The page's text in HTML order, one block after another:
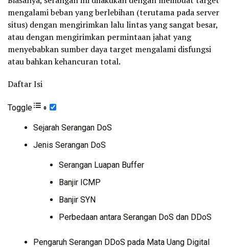
mengalami beban yang berlebihan (terutama pada server
situs) dengan mengirimkan lalu lintas yang sangat besar,
atau dengan mengirimkan permintaan jahat yang
menyebabkan sumber daya target mengalami disfungsi
atau bahkan kehancuran total.
Daftar Isi
Toggle
Sejarah Serangan DoS
Jenis Serangan DoS
Serangan Luapan Buffer
Banjir ICMP
Banjir SYN
Perbedaan antara Serangan DoS dan DDoS
Pengaruh Serangan DDoS pada Mata Uang Digital